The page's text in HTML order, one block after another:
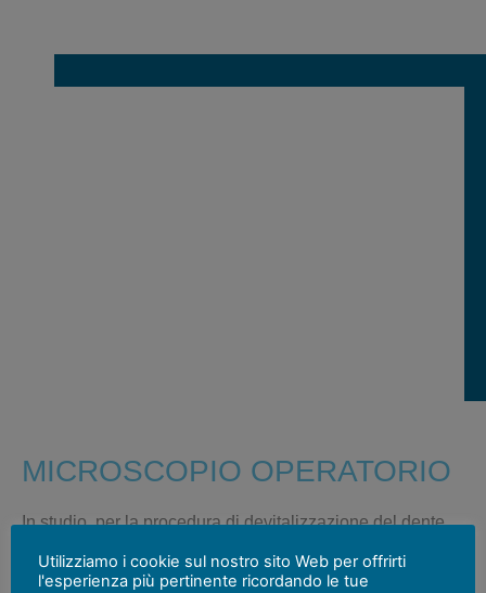
MICROSCOPIO OPERATORIO
In studio, per la procedura didevitalizzazione del dente
operatoriocapace di eccezionali ingrandimenti che
Utilizziamo i cookie sul nostro sito Web per offrirti
l'esperienza più pertinente ricordando le tue